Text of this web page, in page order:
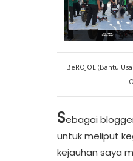
BeROJOL (Bantu
Sebagai
untuk meliput
kejauhan saya